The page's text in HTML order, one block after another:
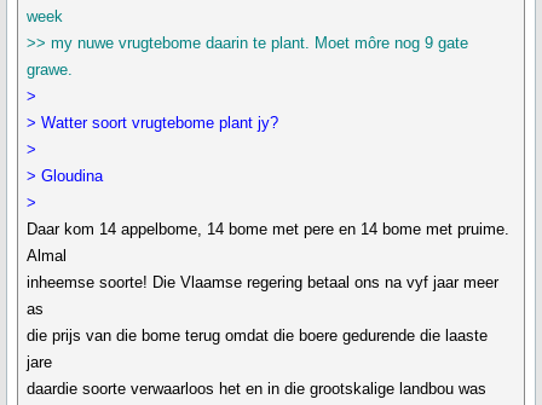
week
>> my nuwe vrugtebome daarin te plant. Moet môre nog 9 gate
grawe.
>
> Watter soort vrugtebome plant jy?
>
> Gloudina
>
Daar kom 14 appelbome, 14 bome met pere en 14 bome met pruime.
Almal
inheemse soorte! Die Vlaamse regering betaal ons na vyf jaar meer
as
die prijs van die bome terug omdat die boere gedurende die laaste
jare
daardie soorte verwaarloos het en in die grootskalige landbou was